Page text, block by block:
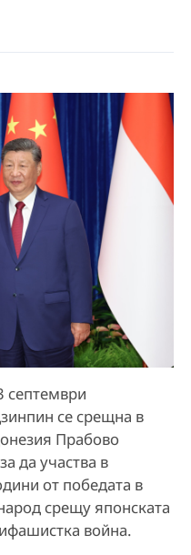
септември
се срещна в
Прабово
да участва в
от победата в
срещу японската
война.